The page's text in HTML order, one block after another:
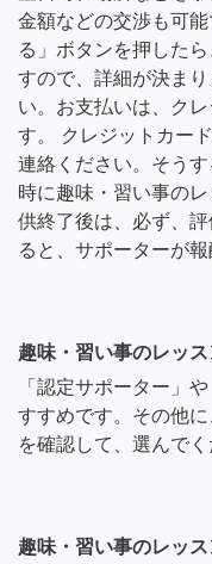
金額などの交渉も可
る」ボタンを押した
すので、詳細が決ま
い。お支払いは、ク
す。 クレジットカー
連絡ください。そう
時に趣味・習い事の
供終了後は、必ず、
ると、サポーターが
趣味・習い事のレッ
「認定サポーター」
すすめです。その他
を確認して、選んでく
趣味・習い事のレッ